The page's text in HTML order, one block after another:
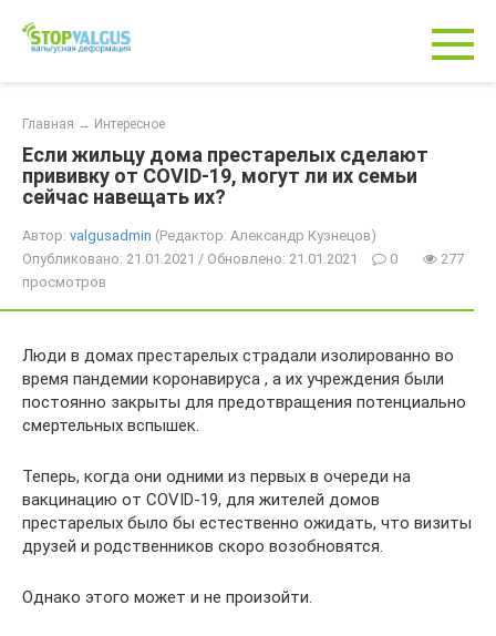
контенту
Главная → Интересное
Если жильцу дома престарелых сделают
прививку от COVID-19, могут ли их семьи
сейчас навещать их?
Автор: valgusadmin (Редактор: Александр Кузнецов)
Опубликовано: 21.01.2021 / Обновлено: 21.01.2021
0
277
просмотров
Люди в домах престарелых страдали изолированно во
время пандемии коронавируса , а их учреждения были
постоянно закрыты для предотвращения потенциально
смертельных вспышек.
Теперь, когда они одними из первых в очереди на
вакцинацию от COVID-19, для жителей домов
престарелых было бы естественно ожидать, что визиты
друзей и родственников скоро возобновятся.
Однако этого может и не произойти.